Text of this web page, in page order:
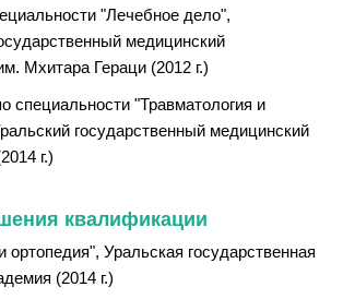
"Лечебное дело",
медицинский
Мхитара Гераци (2012 г.)
специальности "Травматология и
государственный медицинский
г.)
квалификации
ортопедия", Уральская государственная
(2014 г.)